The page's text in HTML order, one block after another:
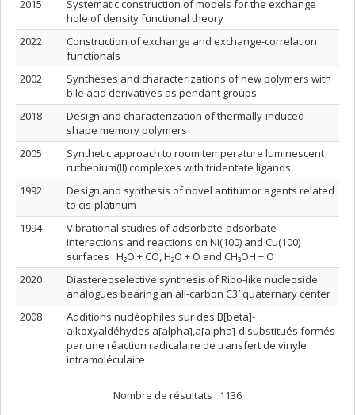
2015
Systematic construction of models for the exchange
hole of density functional theory
2022
Construction of exchange and exchange-correlation
functionals
2002
Syntheses and characterizations of new polymers with
bile acid derivatives as pendant groups
2018
Design and characterization of thermally-induced
shape memory polymers
2005
Synthetic approach to room temperature luminescent
ruthenium(II) complexes with tridentate ligands
1992
Design and synthesis of novel antitumor agents related
to cis-platinum
1994
Vibrational studies of adsorbate-adsorbate
interactions and reactions on Ni(100) and Cu(100)
surfaces : H₂O + CO, H₂O + O and CH₃OH + O
2020
Diastereoselective synthesis of Ribo-like nucleoside
analogues bearing an all-carbon C3′ quaternary center
2008
Additions nucléophiles sur des B[beta]-
alkoxyaldéhydes a[alpha],a[alpha]-disubstitués formés
par une réaction radicalaire de transfert de vinyle
intramoléculaire
Nombre de résultats : 1136